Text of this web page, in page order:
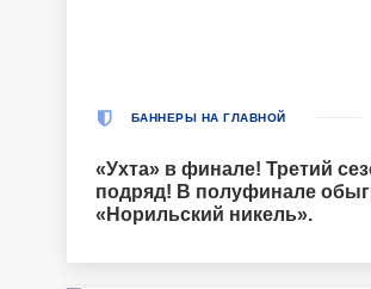
БАННЕРЫ НА ГЛАВНОЙ
«Ухта» в финале! Третий
подряд! В полуфинале
«Норильский никель».